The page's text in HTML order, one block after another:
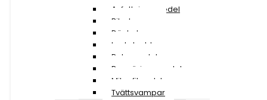
Avfettningsmedel
Bilschampo
Däckglans
Lackskydd
Polermedel
Rengöringsmedel
Mikrofiberdukar
Tvättsvampar